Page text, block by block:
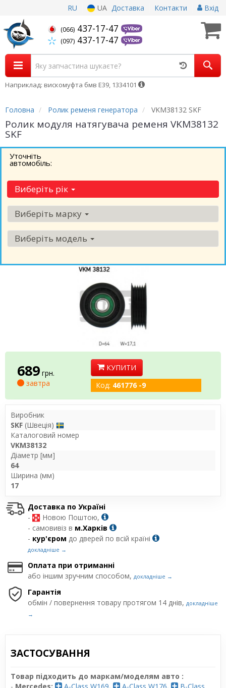
RU UA Доставка Контакти Вхід
(066) 437-17-47
(097) 437-17-47
Наприклад: вискомуфта бмв Е39, 1334101
Головна Ролик ременя генератора VKM38132 SKF
Ролик модуля натягувача ременя VKM38132
SKF
Уточніть
автомобіль:
Виберіть рік
Виберіть марку
Виберіть модель
689 грн.
завтра
КУПИТИ
Код: 461776 -9
Виробник
SKF (Швеція)
Каталоговий номер
VKM38132
Діаметр [мм]
64
Ширина (мм)
17
Доставка по Україні
-
Новою Поштою,
- самовивіз в м.Харків
- кур'єром до дверей по всій країні
докладніше →
Оплата при отриманні
або іншим зручним способом, докладніше →
Гарантія
обмін / повернення товару протягом 14 днів, докладніше
→
ЗАСТОСУВАННЯ
Товар підходить до маркам/моделям авто :